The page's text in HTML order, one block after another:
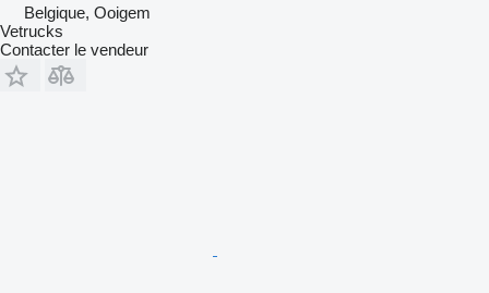
Belgique, Ooigem
Vetrucks
Contacter le vendeur